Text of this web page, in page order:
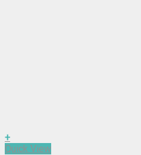
+
Quick View